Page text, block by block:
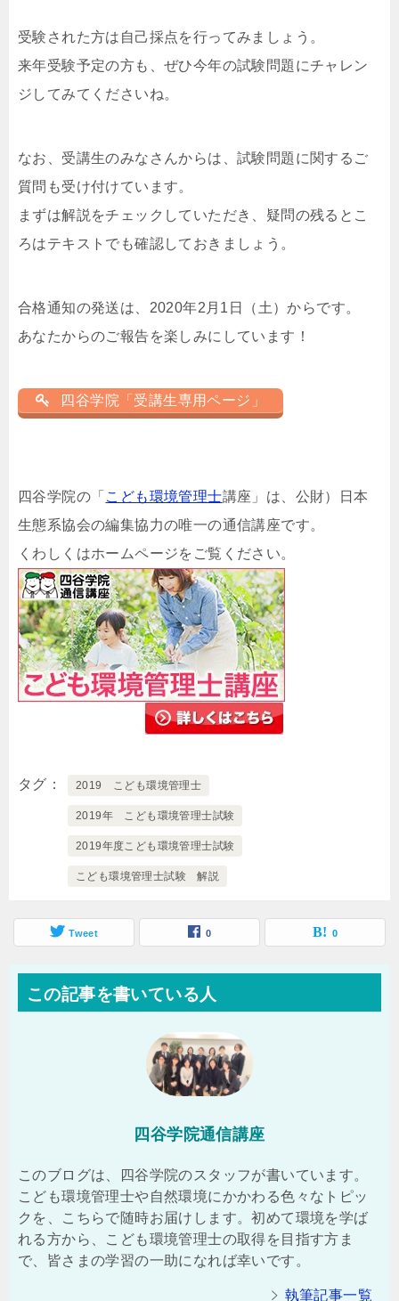
受験された方は自己採点を行ってみましょう。
来年受験予定の方も、ぜひ今年の試験問題にチャレン
ジしてみてくださいね。
なお、受講生のみなさんからは、試験問題に関するご
質問も受け付けています。
まずは解説をチェックしていただき、疑問の残るとこ
ろはテキストでも確認しておきましょう。
合格通知の発送は、2020年2月1日（土）からです。
あなたからのご報告を楽しみにしています！
四谷学院「受講生専用ページ」
四谷学院の「 こども環境管理士講座」は、公財）日本
生態系協会の編集協力の唯一の通信講座です。
くわしくはホームページをご覧ください。
タグ 2019 こども環境管理士
2019年 こども環境管理士試験
2019年度こども環境管理士試験
こども環境管理士試験 解説
Tweet 0 0
この記事を書いている人
四谷学院通信講座
このブログは、四谷学院のスタッフが書いています。
こども環境管理士や自然環境にかかわる色々なトピッ
クを、こちらで随時お届けします。初めて環境を学ば
れる方から、こども環境管理士の取得を目指す方ま
で、皆さまの学習の一助になれば幸いです。
執筆記事一覧